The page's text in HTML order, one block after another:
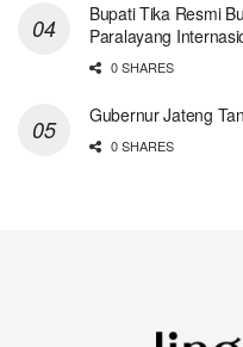
Bupati Tika Resmi
Paralayang
0 SHARES
Gubernur Jateng
0 SHARES